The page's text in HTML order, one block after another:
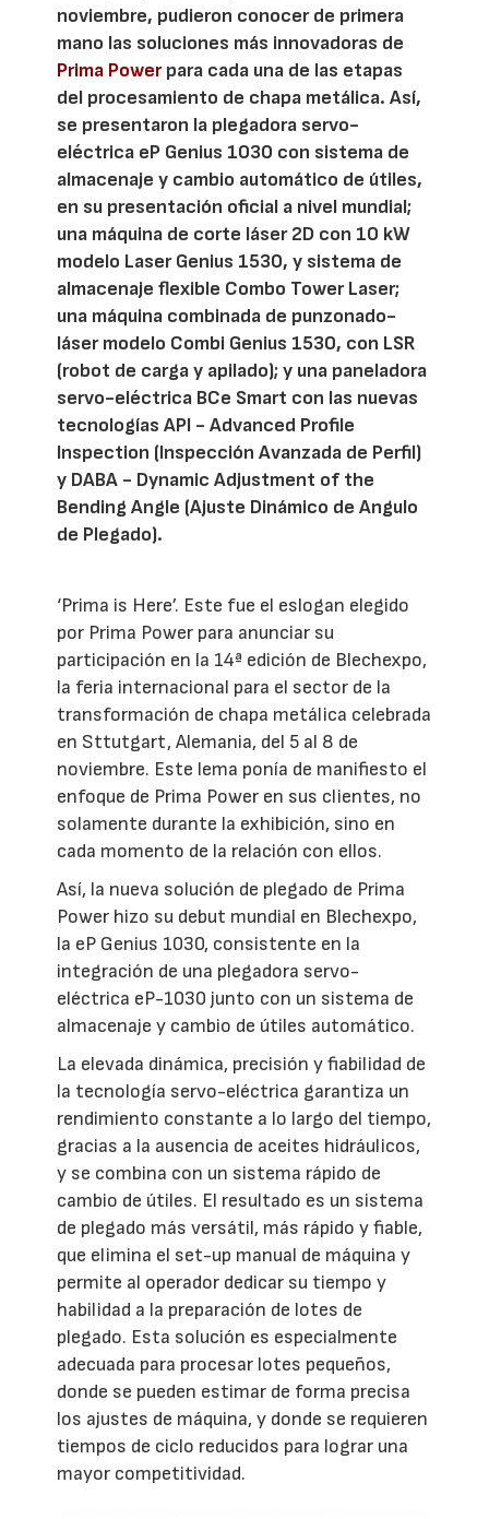
noviembre, pudieron conocer de primera
mano las soluciones más innovadoras de
Prima Powerpara cada una de las etapas
del procesamiento de chapa metálica. Así,
se presentaron la plegadora servo-
eléctrica eP Genius 1030 con sistema de
almacenaje y cambio automático de útiles,
en su presentación oficial a nivel mundial;
una máquina de corte láser 2D con 10 kW
modelo Laser Genius 1530, y sistema de
almacenaje flexible Combo Tower Laser;
una máquina combinada de punzonado-
láser modelo Combi Genius 1530, con LSR
(robot de carga y apilado); y una paneladora
servo-eléctrica BCe Smart con las nuevas
tecnologías API - Advanced Profile
Inspection (Inspección Avanzada de Perfil)
y DABA - Dynamic Adjustment of the
Bending Angle (Ajuste Dinámico de Angulo
de Plegado).
‘Prima is Here’. Este fue el eslogan elegido
por Prima Power para anunciar su
participación en la 14ª edición de Blechexpo,
la feria internacional para el sector de la
transformación de chapa metálica celebrada
en Sttutgart, Alemania, del 5 al 8 de
noviembre. Este lema ponía de manifiesto el
enfoque de Prima Power en sus clientes, no
solamente durante la exhibición, sino en
cada momento de la relación con ellos.
Así, la nueva solución de plegado de Prima
Power hizo su debut mundial en Blechexpo,
la eP Genius 1030, consistente en la
integración de una plegadora servo-
eléctrica eP-1030 junto con un sistema de
almacenaje y cambio de útiles automático.
La elevada dinámica, precisión y fiabilidad de
la tecnología servo-eléctrica garantiza un
rendimiento constante a lo largo del tiempo,
gracias a la ausencia de aceites hidráulicos,
y se combina con un sistema rápido de
cambio de útiles. El resultado es un sistema
de plegado más versátil, más rápido y fiable,
que elimina el set-up manual de máquina y
permite al operador dedicar su tiempo y
habilidad a la preparación de lotes de
plegado. Esta solución es especialmente
adecuada para procesar lotes pequeños,
donde se pueden estimar de forma precisa
los ajustes de máquina, y donde se requieren
tiempos de ciclo reducidos para lograr una
mayor competitividad.